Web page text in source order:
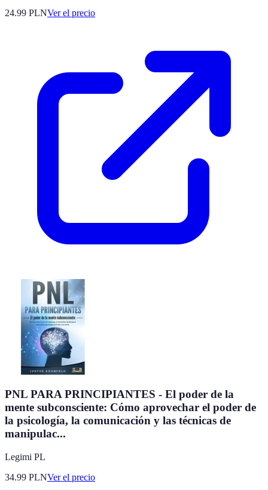
24.99 PLNVer el precio
PNL PARA PRINCIPIANTES - El poder de la
mente subconsciente: Cómo aprovechar el poder de
la psicología, la comunicación y las técnicas de
manipulac...
Legimi PL
34.99 PLNVer el precio